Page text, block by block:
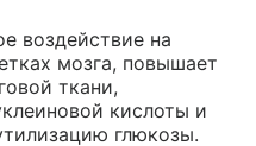
воздействие на
мозга, повышает
ткани,
кислоты и
глюкозы.